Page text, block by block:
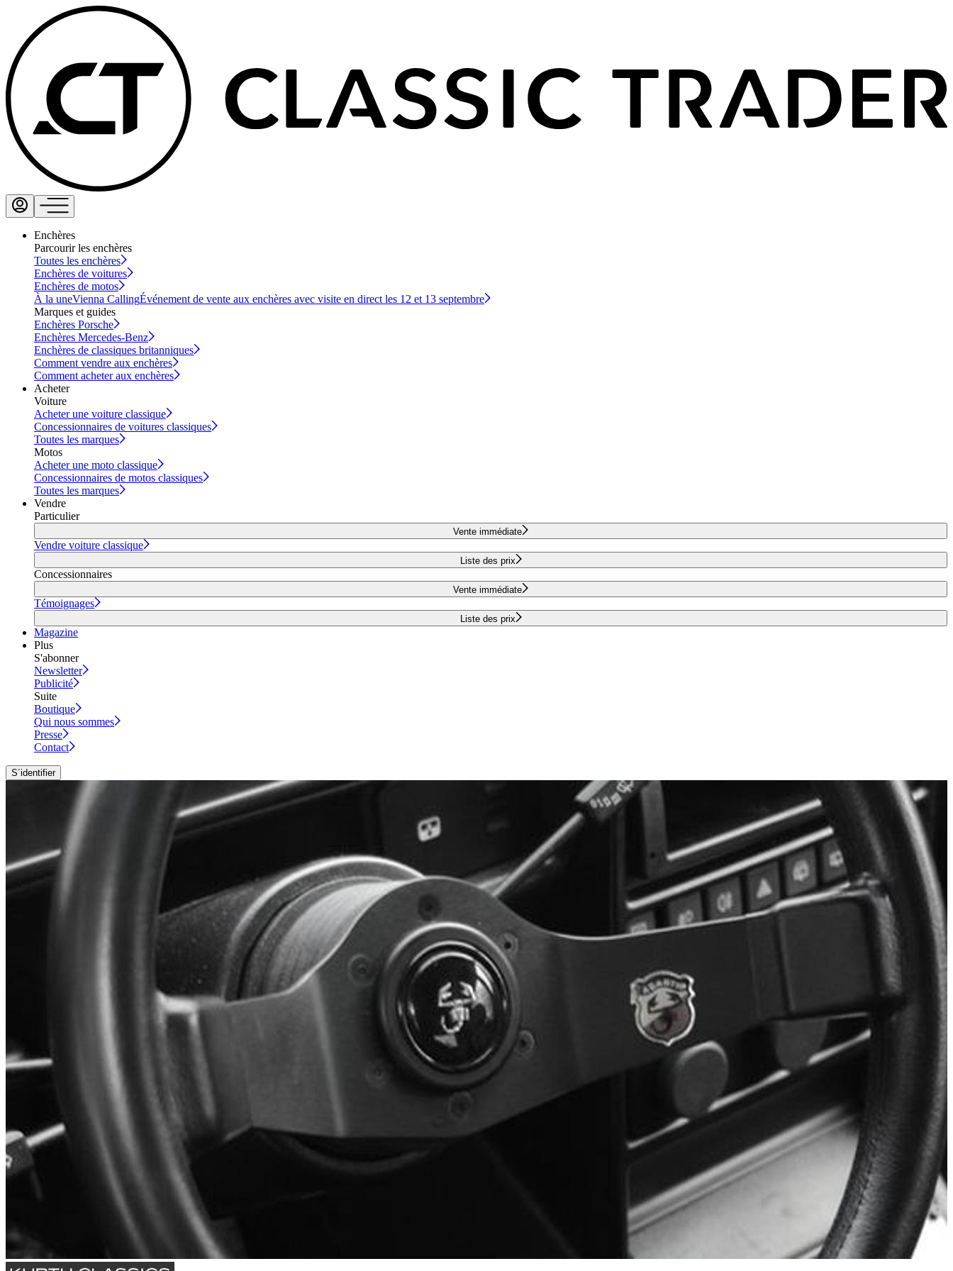
Enchères
Parcourir les enchères
Toutes les enchères
Enchères de voitures
Enchères de motos
À la uneVienna CallingÉvénement de vente aux enchères avec visite en direct les 12 et 13 septembre
Marques et guides
Enchères Porsche
Enchères Mercedes-Benz
Enchères de classiques britanniques
Comment vendre aux enchères
Comment acheter aux enchères
Acheter
Voiture
Acheter une voiture classique
Concessionnaires de voitures classiques
Toutes les marques
Motos
Acheter une moto classique
Concessionnaires de motos classiques
Toutes les marques
Vendre
Particulier
Vente immédiate
Vendre voiture classique
Liste des prix
Concessionnaires
Vente immédiate
Témoignages
Liste des prix
Magazine
Plus
S'abonner
Newsletter
Publicité
Suite
Boutique
Qui nous sommes
Presse
Contact
S´identifier